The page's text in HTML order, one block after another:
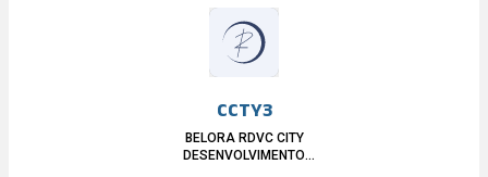
CCTY3
BELORA RDVC CITY
DESENVOLVIMENTO